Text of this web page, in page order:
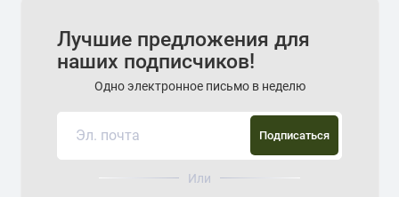
Лучшие предложения для
наших подписчиков!
Одно электронное письмо в неделю
Подписаться
Или